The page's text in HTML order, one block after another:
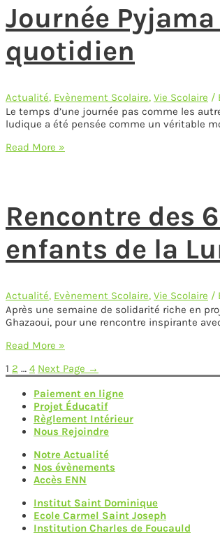
Journée
quotidien
Actualité, Evènement Scolaire, Vie Scolaire /
Le temps d’une journée pas comme les
ludique a été pensée comme un véritable
Journée
MS
les
routines
Read More »
Rencontre des
enfants de la
Actualité, Evènement Scolaire, Vie Scolaire /
Après une semaine de solidarité riche en
Ghazaoui, pour une rencontre inspirante
Rencontre
6
avec
l’Association
Solidarité
enfants
Lune
Read More »
Pagination
des
publications
1 2 … 4 Next Page →
Paiement en ligne
Projet Éducatif
Règlement Intérieur
Nous Rejoindre
Notre Actualité
Nos évènements
Accès ENN
Institut Saint Dominique
Ecole Carmel Saint Joseph
Institution Charles de Foucauld